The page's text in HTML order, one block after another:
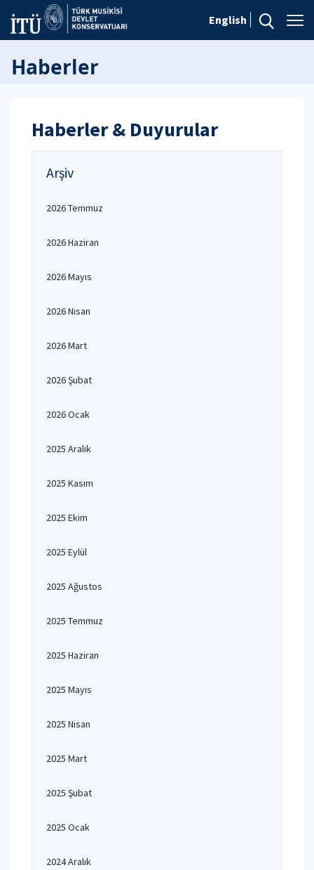
English
Haberler
Haberler & Duyurular
Arşiv
2026 Temmuz
2026 Haziran
2026 Mayıs
2026 Nisan
2026 Mart
2026 Şubat
2026 Ocak
2025 Aralık
2025 Kasım
2025 Ekim
2025 Eylül
2025 Ağustos
2025 Temmuz
2025 Haziran
2025 Mayıs
2025 Nisan
2025 Mart
2025 Şubat
2025 Ocak
2024 Aralık